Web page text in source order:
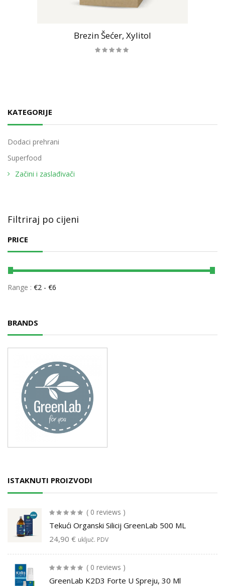
KATEGORIJE
Dodaci prehrani
Superfood
Začini i zaslađivači
Filtriraj po cijeni
PRICE
Range : €2 - €6
BRANDS
ISTAKNUTI PROIZVODI
( 0 reviews )
Tekući Organski Silicij GreenLab 500 ML
24,90 € uključ. PDV
( 0 reviews )
GreenLab K2D3 Forte U Spreju, 30 Ml
Brezin Šećer, Xylitol